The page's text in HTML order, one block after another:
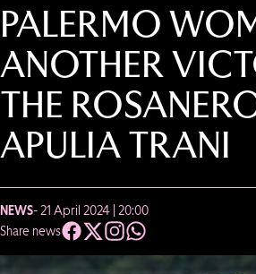
PALERMO
ANOTHER
THE
APULIA TRANI
NEWS- 21 April 2024 | 20:00
Share news